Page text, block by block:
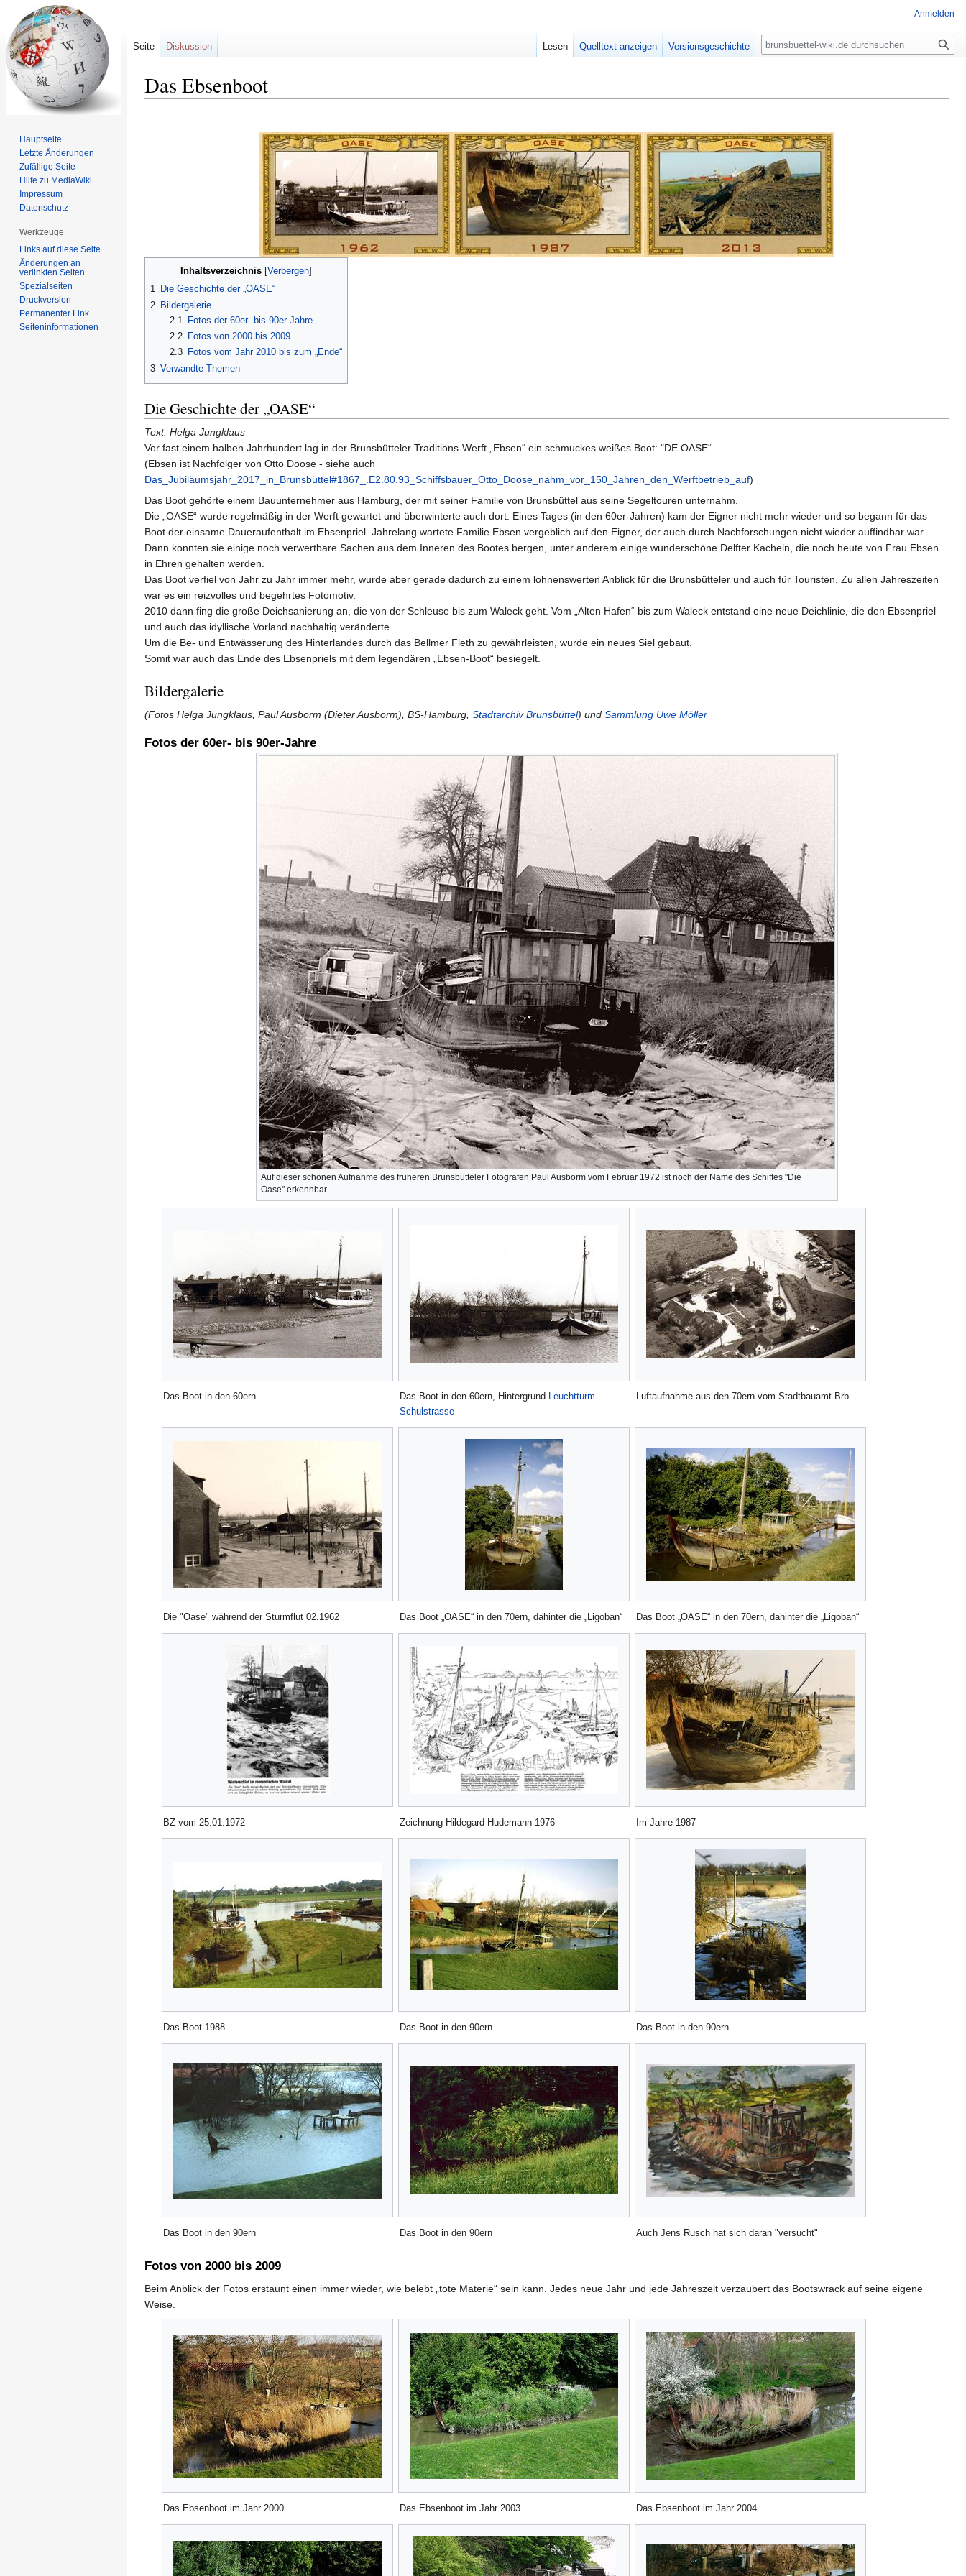
Das Ebsenboot
Inhaltsverzeichnis
1 Die Geschichte der „OASE“
2 Bildergalerie
2.1
Fotos der 60er- bis 90er-Jahre
2.2
Fotos von 2000 bis 2009
2.3
Fotos vom Jahr 2010 bis zum „Ende“
3 Verwandte Themen
Die Geschichte der „OASE“
Text: Helga Jungklaus
Vor fast einem halben Jahrhundert lag in der Brunsbütteler Traditions-Werft „Ebsen“ ein schmuckes weißes Boot: "DE OASE“.
(Ebsen ist Nachfolger von Otto Doose - siehe auch
Das_Jubiläumsjahr_2017_in_Brunsbüttel#1867_.E2.80.93_Schiffsbauer_Otto_Doose_nahm_vor_150_Jahren_den_Werftbetrieb_auf)
Das Boot gehörte einem Bauunternehmer aus Hamburg, der mit seiner Familie von Brunsbüttel aus seine Segeltouren unternahm.
Die „OASE“ wurde regelmäßig in der Werft gewartet und überwinterte auch dort. Eines Tages (in den 60er-Jahren) kam der Eigner nicht mehr wieder und so begann für das
Boot der einsame Daueraufenthalt im Ebsenpriel. Jahrelang wartete Familie Ebsen vergeblich auf den Eigner, der auch durch Nachforschungen nicht wieder auffindbar war.
Dann konnten sie einige noch verwertbare Sachen aus dem Inneren des Bootes bergen, unter anderem einige wunderschöne Delfter Kacheln, die noch heute von Frau Ebsen
in Ehren gehalten werden.
Das Boot verfiel von Jahr zu Jahr immer mehr, wurde aber gerade dadurch zu einem lohnenswerten Anblick für die Brunsbütteler und auch für Touristen. Zu allen Jahreszeiten
war es ein reizvolles und begehrtes Fotomotiv.
2010 dann fing die große Deichsanierung an, die von der Schleuse bis zum Waleck geht. Vom „Alten Hafen“ bis zum Waleck entstand eine neue Deichlinie, die den Ebsenpriel
und auch das idyllische Vorland nachhaltig veränderte.
Um die Be- und Entwässerung des Hinterlandes durch das Bellmer Fleth zu gewährleisten, wurde ein neues Siel gebaut.
Somit war auch das Ende des Ebsenpriels mit dem legendären „Ebsen-Boot“ besiegelt.
Bildergalerie
(Fotos Helga Jungklaus, Paul Ausborm (Dieter Ausborm), BS-Hamburg, Stadtarchiv Brunsbüttel) und Sammlung Uwe Möller
Fotos der 60er- bis 90er-Jahre
Auf dieser schönen Aufnahme des früheren Brunsbütteler Fotografen Paul Ausborm vom Februar 1972 ist noch der Name des Schiffes "Die
Oase" erkennbar
Das Boot in den 60ern Das Boot in den 60ern, Hintergrund Leuchtturm
Schulstrasse
Luftaufnahme aus den 70ern vom Stadtbauamt Brb.
Die "Oase" während der Sturmflut 02.1962 Das Boot „OASE“ in den 70ern, dahinter die „Ligoban“ Das Boot „OASE“ in den 70ern, dahinter die „Ligoban“
BZ vom 25.01.1972 Zeichnung Hildegard Hudemann 1976 Im Jahre 1987
Das Boot 1988 Das Boot in den 90ern Das Boot in den 90ern
Das Boot in den 90ern Das Boot in den 90ern Auch Jens Rusch hat sich daran "versucht"
Fotos von 2000 bis 2009
Beim Anblick der Fotos erstaunt einen immer wieder, wie belebt „tote Materie“ sein kann. Jedes neue Jahr und jede Jahreszeit verzaubert das Bootswrack auf seine eigene
Weise.
Das Ebsenboot im Jahr 2000 Das Ebsenboot im Jahr 2003 Das Ebsenboot im Jahr 2004
Anmelden
Seite Diskussion Lesen Quelltext anzeigen Versionsgeschichte
Suche
Hauptseite
Letzte Änderungen
Zufällige Seite
Hilfe zu MediaWiki
Impressum
Datenschutz
Werkzeuge
Links auf diese Seite
Änderungen an
verlinkten Seiten
Spezialseiten
Druckversion
Permanenter Link
Seiten­informationen